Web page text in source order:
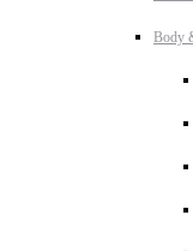
Body